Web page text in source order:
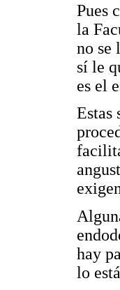
Pues
la
no se
sí le
es el
Estas
hay
lo